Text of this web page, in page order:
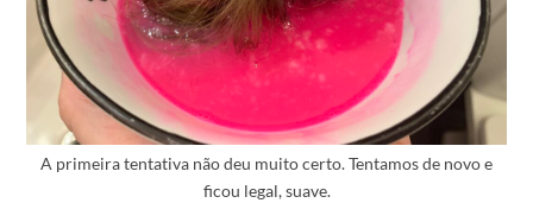
A primeira tentativa não deu muito certo. Tentamos de novo e
ficou legal, suave.